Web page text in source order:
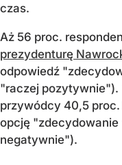
czas.
Aż 56 proc.
prezydenturę
odpowiedź
"raczej pozytywnie").
przywódcy 40,5
opcję "zdecydowanie
negatywnie").